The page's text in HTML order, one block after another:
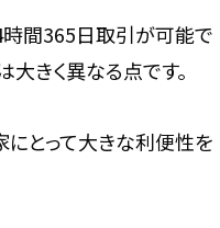
時間365日取引が可能で
大きく異なる点です。
とって大きな利便性を